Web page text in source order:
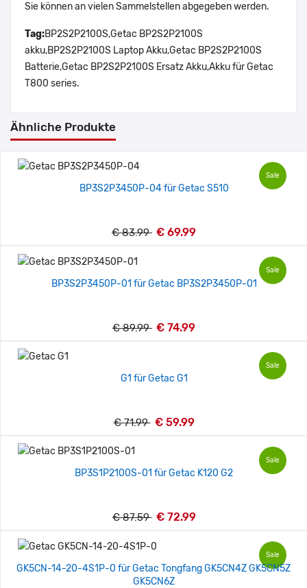
Sie können an vielen Sammelstellen abgegeben werden.
Tag:BP2S2P2100S,Getac BP2S2P2100S
akku,BP2S2P2100S Laptop Akku,Getac BP2S2P2100S
Batterie,Getac BP2S2P2100S Ersatz Akku,Akku für Getac
T800 series.
Ähnliche Produkte
Sale
BP3S2P3450P-04 für Getac S510
€ 83.99 € 69.99
Sale
BP3S2P3450P-01 für Getac BP3S2P3450P-01
€ 89.99 € 74.99
Sale
G1 für Getac G1
€ 71.99 € 59.99
Sale
BP3S1P2100S-01 für Getac K120 G2
€ 87.59 € 72.99
Sale
GK5CN-14-20-4S1P-0 für Getac Tongfang GK5CN4Z GK5CN5Z
GK5CN6Z